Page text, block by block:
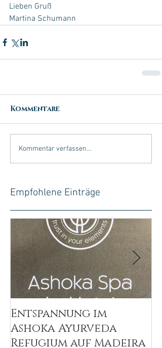
Lieben Gruß
Martina Schumann
Kommentare
Kommentar verfassen...
Empfohlene Einträge
Entspannung im
Ashoka Ayurveda
Refugium auf Madeira